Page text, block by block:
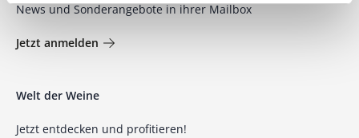
News und Sonderangebote in ihrer Mailbox
Jetzt anmelden
Welt der Weine
Jetzt entdecken und profitieren!